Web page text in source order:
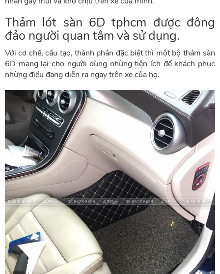
Thảm lót sàn 6D tphcm được đông
đảo người quan tâm và sử dụng.
Với cơ chế, cấu tạo, thành phần đặc biệt thì một bộ thảm sàn
6D mang lại cho người dùng những tiện ích để khách phục
những điều đang diễn ra ngay trên xe của họ.